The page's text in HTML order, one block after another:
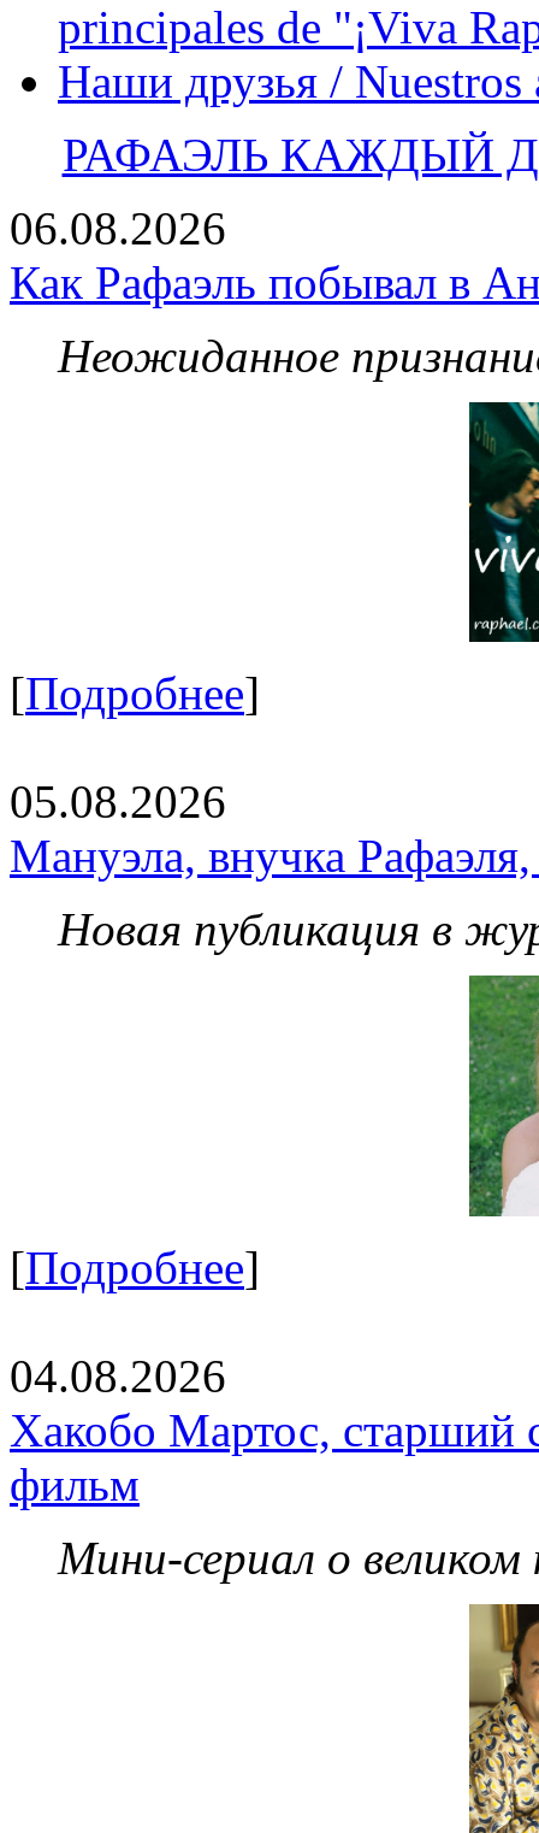
principales de "¡Viva
Наши друзья / Nuestros
РАФАЭЛЬ КАЖДЫЙ
06.08.2026
Как Рафаэль побывал в
Неожиданное
[Подробнее]
05.08.2026
Мануэла, внучка
Новая публикация в
[Подробнее]
04.08.2026
Хакобо Мартос, старший
фильм
Мини-сериал о великом